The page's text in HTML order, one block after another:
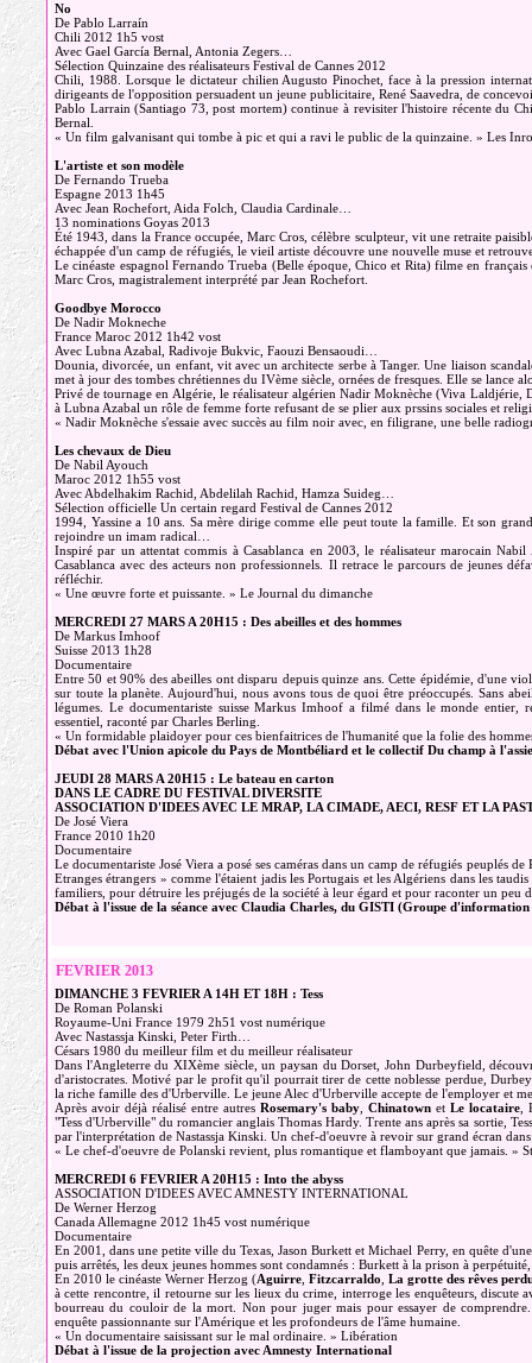
No
De Pablo Larraín
Chili 2012 1h5 vost
Avec Gael García Bernal, Antonia Zegers…
Sélection Quinzaine des réalisateurs Festival de Cannes 2012
Chili, 1988. Lorsque le dictateur chilien Augusto Pinochet, face à la pression
dirigeants de l'opposition persuadent un jeune publicitaire, René Saavedra, de
Pablo Larrain (Santiago 73, post mortem) continue à revisiter l'histoire récente du
Bernal.
« Un film galvanisant qui tombe à pic et qui a ravi le public de la quinzaine. » Les
L'artiste et son modèle
De Fernando Trueba
Espagne 2013 1h45
Avec Jean Rochefort, Aida Folch, Claudia Cardinale…
13 nominations Goyas 2013
Été 1943, dans la France occupée, Marc Cros, célèbre sculpteur, vit une retraite
échappée d'un camp de réfugiés, le vieil artiste découvre une nouvelle muse et
Le cinéaste espagnol Fernando Trueba (Belle époque, Chico et Rita) filme en
Marc Cros, magistralement interprété par Jean Rochefort.
Goodbye Morocco
De Nadir Mokneche
France Maroc 2012 1h42 vost
Avec Lubna Azabal, Radivoje Bukvic, Faouzi Bensaoudi…
Dounia, divorcée, un enfant, vit avec un architecte serbe à Tanger. Une liaison
met à jour des tombes chrétiennes du IVème siècle, ornées de fresques. Elle se lance
Privé de tournage en Algérie, le réalisateur algérien Nadir Moknèche (Viva Laldjérie,
à Lubna Azabal un rôle de femme forte refusant de se plier aux prssins sociales et
« Nadir Moknèche s'essaie avec succès au film noir avec, en filigrane, une belle
Les chevaux de Dieu
De Nabil Ayouch
Maroc 2012 1h55 vost
Avec Abdelhakim Rachid, Abdelilah Rachid, Hamza Suideg…
Sélection officielle Un certain regard Festival de Cannes 2012
1994, Yassine a 10 ans. Sa mère dirige comme elle peut toute la famille. Et son
rejoindre un imam radical…
Inspiré par un attentat commis à Casablanca en 2003, le réalisateur marocain
Casablanca avec des acteurs non professionnels. Il retrace le parcours de jeunes
réfléchir.
« Une œuvre forte et puissante. » Le Journal du dimanche
MERCREDI 27 MARS A 20H15 : Des abeilles et des hommes
De Markus Imhoof
Suisse 2013 1h28
Documentaire
Entre 50 et 90% des abeilles ont disparu depuis quinze ans. Cette épidémie, d'une
sur toute la planète. Aujourd'hui, nous avons tous de quoi être préoccupés. Sans
légumes. Le documentariste suisse Markus Imhoof a filmé dans le monde
essentiel, raconté par Charles Berling.
« Un formidable plaidoyer pour ces bienfaitrices de l'humanité que la folie des
Débat avec l'Union apicole du Pays de Montbéliard et le collectif Du champ à
JEUDI 28 MARS A 20H15 : Le bateau en carton
DANS LE CADRE DU FESTIVAL DIVERSITE
ASSOCIATION D'IDEES AVEC LE MRAP, LA CIMADE, AECI, RESF ET LA
De José Viera
France 2010 1h20
Documentaire
Le documentariste José Viera a posé ses caméras dans un camp de réfugiés peuplés
Etranges étrangers » comme l'étaient jadis les Portugais et les Algériens dans les
familiers, pour détruire les préjugés de la société à leur égard et pour raconter un
Débat à l'issue de la séance avec Claudia Charles, du GISTI (Groupe d'information
FEVRIER 2013
DIMANCHE 3 FEVRIER A 14H ET 18H : Tess
De Roman Polanski
Royaume-Uni France 1979 2h51 vost numérique
Avec Nastassja Kinski, Peter Firth…
Césars 1980 du meilleur film et du meilleur réalisateur
Dans l'Angleterre du XIXème siècle, un paysan du Dorset, John Durbeyfield,
d'aristocrates. Motivé par le profit qu'il pourrait tirer de cette noblesse perdue,
la riche famille des d'Urberville. Le jeune Alec d'Urberville accepte de l'employer et
Après avoir déjà réalisé entre autres Rosemary's baby Chinatown et Le locataire
"Tess d'Urberville" du romancier anglais Thomas Hardy. Trente ans après sa sortie,
par l'interprétation de Nastassja Kinski. Un chef-d'oeuvre à revoir sur grand écran
« Le chef-d'oeuvre de Polanski revient, plus romantique et flamboyant que jamais. »
MERCREDI 6 FEVRIER A 20H15 : Into the abyss
ASSOCIATION D'IDEES AVEC AMNESTY INTERNATIONAL
De Werner Herzog
Canada Allemagne 2012 1h45 vost numérique
Documentaire
En 2001, dans une petite ville du Texas, Jason Burkett et Michael Perry, en quête
puis arrêtés, les deux jeunes hommes sont condamnés : Burkett à la prison à
En 2010 le cinéaste Werner Herzog (Aguirre Fitzcarraldo La grotte des rêves
à cette rencontre, il retourne sur les lieux du crime, interroge les enquêteurs, discute
bourreau du couloir de la mort. Non pour juger mais pour essayer de
enquête passionnante sur l'Amérique et les profondeurs de l'âme humaine.
« Un documentaire saisissant sur le mal ordinaire. » Libération
Débat à l'issue de la projection avec Amnesty International